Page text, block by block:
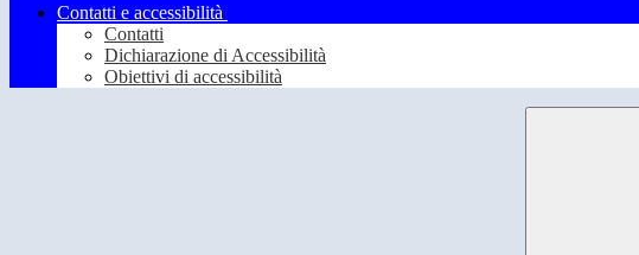
Contatti e accessibilità
Contatti
Dichiarazione di Accessibilità
Obiettivi di accessibilità